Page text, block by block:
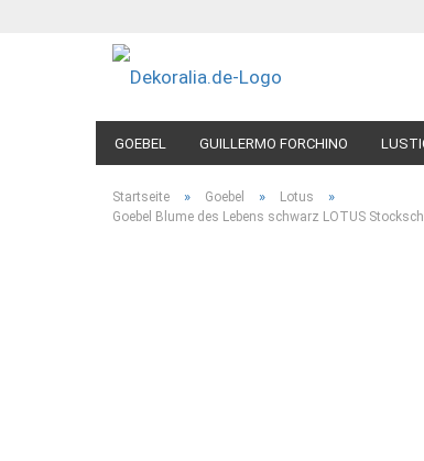
GOEBEL GUILLERMO FORCHINO
Startseite » Goebel » Lotus »
Goebel Blume des Lebens schwarz LOTUS